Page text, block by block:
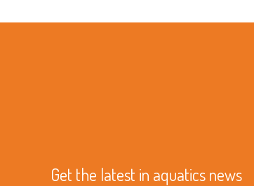
Get the latest in aquatics news